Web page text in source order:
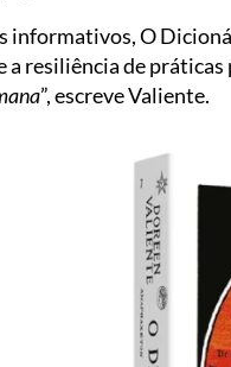
informativos, O
a resiliência de
”, escreve Valiente.